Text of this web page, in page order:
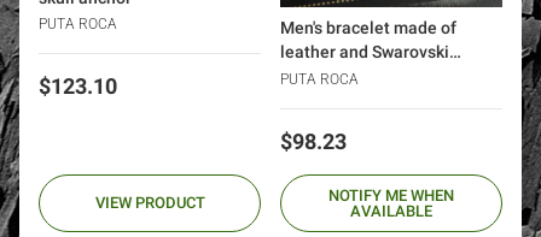
PUTA ROCA
Price
$123.10
VIEW PRODUCT
Men's bracelet made of
leather and Swarovski
crystals silver 925 gold 24k
PUTA ROCA
Price
$98.23
NOTIFY ME WHEN
AVAILABLE